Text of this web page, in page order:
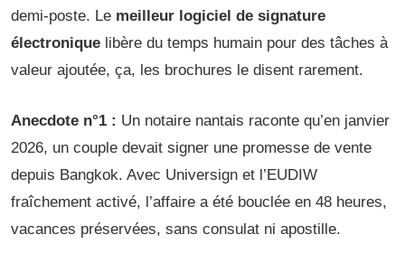
demi-poste. Le meilleur logiciel de signature
électronique libère du temps humain pour des tâches à
valeur ajoutée, ça, les brochures le disent rarement.
Anecdote n°1 : Un notaire nantais raconte qu’en janvier
2026, un couple devait signer une promesse de vente
depuis Bangkok. Avec Universign et l’EUDIW
fraîchement activé, l’affaire a été bouclée en 48 heures,
vacances préservées, sans consulat ni apostille.